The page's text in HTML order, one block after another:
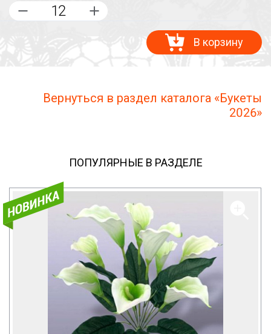
В корзину
Вернуться в раздел каталога «Букеты
2026»
ПОПУЛЯРНЫЕ В РАЗДЕЛЕ